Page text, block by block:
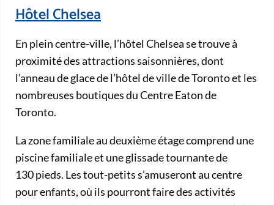
Hôtel Chelsea
En plein centre-ville, l’hôtel Chelsea se trouve à
proximité des attractions saisonnières, dont
l’anneau de glace de l’hôtel de ville de Toronto et les
nombreuses boutiques du Centre Eaton de
Toronto.
La zone familiale au deuxième étage comprend une
piscine familiale et une glissade tournante de
130 pieds. Les tout-petits s’amuseront au centre
pour enfants, où ils pourront faire des activités